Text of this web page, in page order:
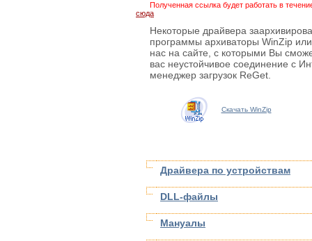
Полученная ссылка будет работать в
сюда
Некоторые драйвера
программы архиваторы WinZip
нас на сайте, с которыми Вы
вас неустойчивое соединение с
менеджер загрузок ReGet.
Скачать WinZip
Драйвера по устройствам
DLL-файлы
Мануалы